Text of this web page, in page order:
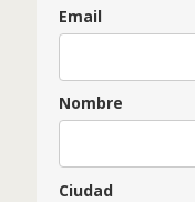
Email
Nombre
Ciudad